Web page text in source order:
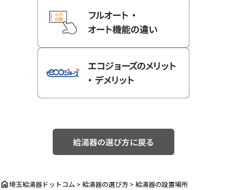
給湯器の選び方に戻る
home埼玉給湯器ドットコム > 給湯器の選び方 > 給湯器の設置場所